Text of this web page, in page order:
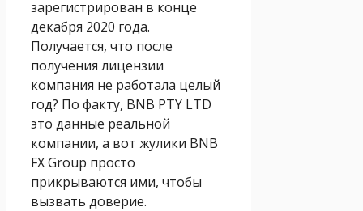
зарегистрирован в конце
декабря 2020 года.
Получается, что после
получения лицензии
компания не работала целый
год? По факту, BNB PTY LTD
это данные реальной
компании, а вот жулики BNB
FX Group просто
прикрываются ими, чтобы
вызвать доверие.